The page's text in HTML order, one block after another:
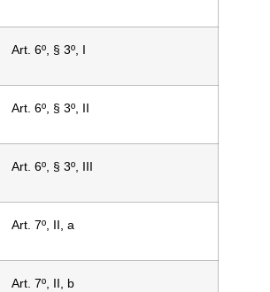
Art. 6º, § 3º, I
Art. 6º, § 3º, II
Art. 6º, § 3º, III
Art. 7º, II, a
Art. 7º, II, b